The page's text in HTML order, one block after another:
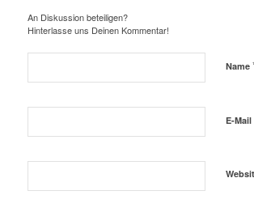
An Diskussion beteiligen?
Hinterlasse uns Deinen Kommentar!
Name
E-Mail